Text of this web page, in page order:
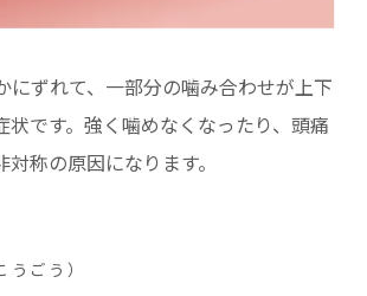
にずれて、一部分の噛み合わせが上下
状です。強く噛めなくなったり、頭痛
称の原因になります。
うごう）